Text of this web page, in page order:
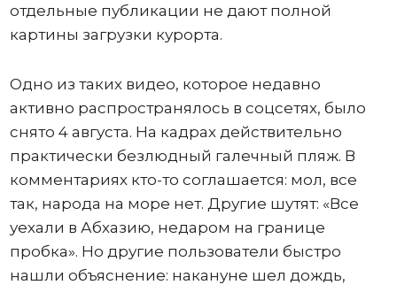
отдельные публикации не дают полной
картины загрузки курорта.
Одно из таких видео, которое недавно
активно распространялось в соцсетях, было
снято 4 августа. На кадрах действительно
практически безлюдный галечный пляж. В
комментариях кто-то соглашается: мол, все
так, народа на море нет. Другие шутят: «Все
уехали в Абхазию, недаром на границе
пробка». Но другие пользователи быстро
нашли объяснение: накануне шел дождь,